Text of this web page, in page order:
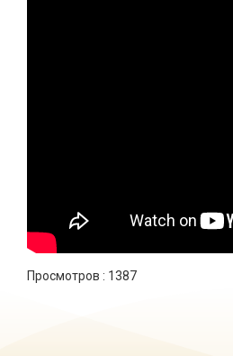
Просмотров : 1387